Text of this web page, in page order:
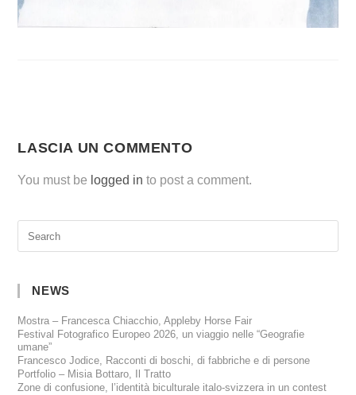
LASCIA UN COMMENTO
You must be logged in to post a comment.
NEWS
Mostra – Francesca Chiacchio, Appleby Horse Fair
Festival Fotografico Europeo 2026, un viaggio nelle “Geografie
umane”
Francesco Jodice, Racconti di boschi, di fabbriche e di persone
Portfolio – Misia Bottaro, Il Tratto
Zone di confusione, l’identità biculturale italo-svizzera in un contest